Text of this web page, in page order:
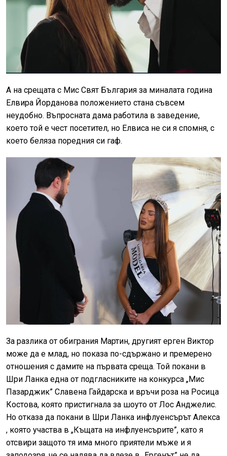
А на срещата с Мис Свят България за миналата година
Елвира Йорданова положението стана съвсем
неудобно. Въпросната дама работила в заведение,
което той е чест посетител, но Елвиса не си я спомня, с
което беляза поредния си гаф.
За разлика от обиграния Мартин, другият ерген Виктор
може да е млад, но показа по-сдържано и премерено
отношения с дамите на първата среща. Той покани в
Шри Ланка една от подгласниките на конкурса „Мис
Пазарджик” Славена Гайдарска и връчи роза на Росица
Костова, която пристигнала за шоуто от Лос Анджелис.
Но отказа да покани в Шри Ланка инфлуенсърът Алекса
, която участва в „Къщата на инфлуенсърите”, като я
отсвири защото тя има много приятели мъже и я